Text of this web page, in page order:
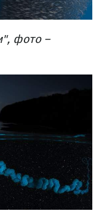
фото –